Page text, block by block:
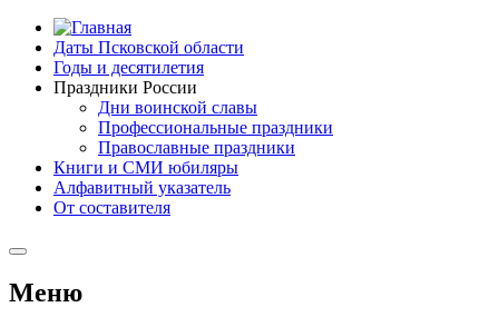
Даты Псковской области
Годы и десятилетия
Праздники России
Дни воинской славы
Профессиональные праздники
Православные праздники
Книги и СМИ юбиляры
Алфавитный указатель
От составителя
Меню